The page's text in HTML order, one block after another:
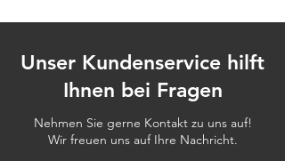
Unser Kundenservice hilft
Ihnen bei Fragen
Nehmen Sie gerne Kontakt zu uns auf!
Wir freuen uns auf Ihre Nachricht.